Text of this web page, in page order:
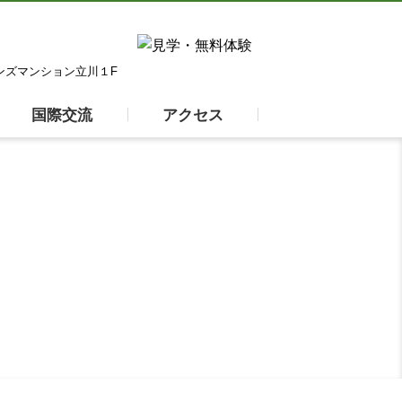
ズマンション立川１F
国際交流 アクセス